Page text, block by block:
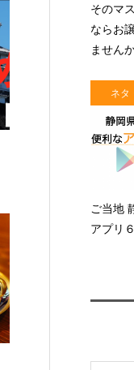
そのマ
ならお
ません
ネタ
ご当地
アプリ